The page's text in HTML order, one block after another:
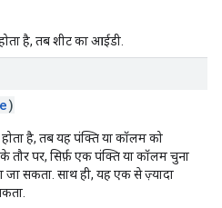
है, तब शीट का आईडी.
)
है, तब यह पंक्ति या कॉलम को
के तौर पर, सिर्फ़ एक पंक्ति या कॉलम चुना
जा सकता. साथ ही, यह एक से ज़्यादा